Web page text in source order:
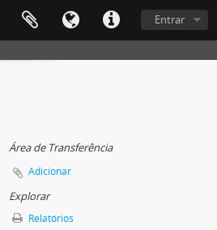
Entrar
Área de Transferência
Adicionar
Explorar
Relatórios